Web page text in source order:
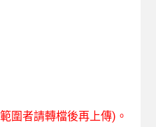
圍者請轉檔後再上傳)。